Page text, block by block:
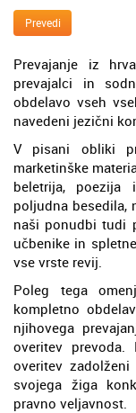
Prevedi
Prevajanje iz
prevajalci in
obdelavo vseh
navedeni jezični
V pisani obliki
marketinške
beletrija,
poljudna besedila,
naši ponudbi tudi
učbenike in
vse vrste revij.
Poleg tega
kompletno
njihovega
overitev
overitev
svojega žiga
pravno veljavnost.